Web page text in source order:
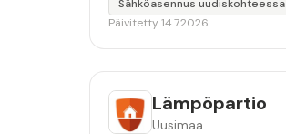
Sähköasennus uudiskohteessa
Päivitetty 14.7.2026
Lämpöpartio
Uusimaa